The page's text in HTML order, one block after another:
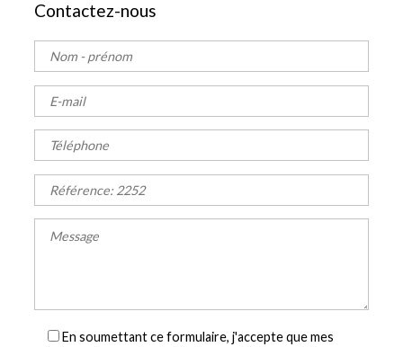
Contactez-nous
En soumettant ce formulaire, j'accepte que mes